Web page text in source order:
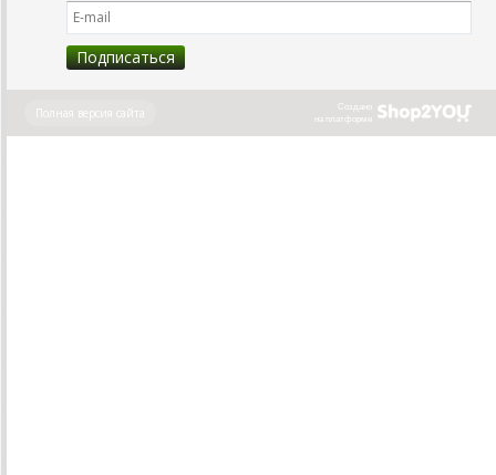
Создано
на платформе
Полная версия сайта